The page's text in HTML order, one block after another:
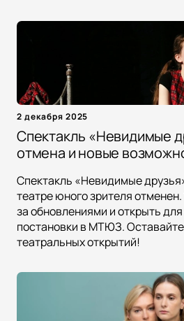
2 декабря 2025
Спектакль «Невидимые
отмена и новые
Спектакль «Невидимые
театре юного зрителя
за обновлениями и открыть
постановки в МТЮЗ.
театральных открытий!